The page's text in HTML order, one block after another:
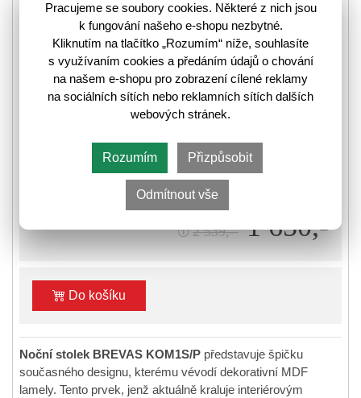
Noční stolek BREVAS KOM1S/P představuje špičku
současného designu, kterému vévodí dekorativní MDF
lamely. Tento prvek, jenž aktuálně kraluje interiérovým…
3203644
Informace k odeslání zboží
🛈2 539,- 1 650,-
Do košíku
Noční stolek BREVAS KOM1S/P představuje špičku
současného designu, kterému vévodí dekorativní MDF
lamely. Tento prvek, jenž aktuálně kraluje interiérovým
Pracujeme se soubory cookies. Některé z nich jsou
k fungování našeho e-shopu nezbytné.
Kliknutím na tlačítko „Rozumím“ níže, souhlasíte
s využívaním cookies a předáním údajů o chování
na našem e-shopu pro zobrazení cílené reklamy
na sociálních sítích nebo reklamních sítích dalších
webových stránek.
Rozumím Přizpůsobit
Odmítnout vše